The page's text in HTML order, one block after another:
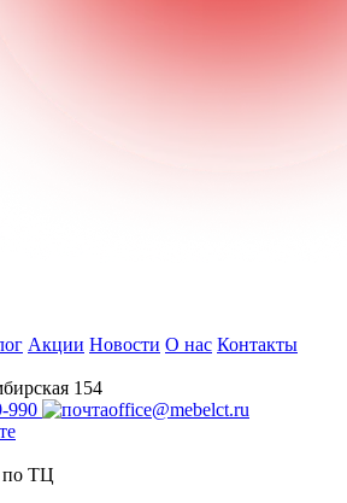
Акции Новости О нас Контакты
154
990
office@mebelct.ru
по ТЦ